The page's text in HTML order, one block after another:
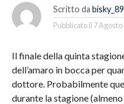
Scritto da bisky_89
Pubblicato il 7 Agosto
Il finale della quinta
dell’amaro in bocca per
dottore. Probabilmente
durante la stagione